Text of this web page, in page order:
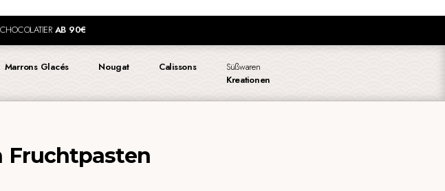
AB 90€
Marrons Glacés Nougat Calissons
Süßwaren
Kreationen
Fruchtpasten